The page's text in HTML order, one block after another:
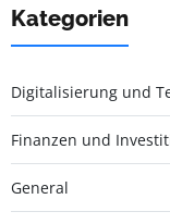
Kategorien
Digitalisierung und
Finanzen und
General